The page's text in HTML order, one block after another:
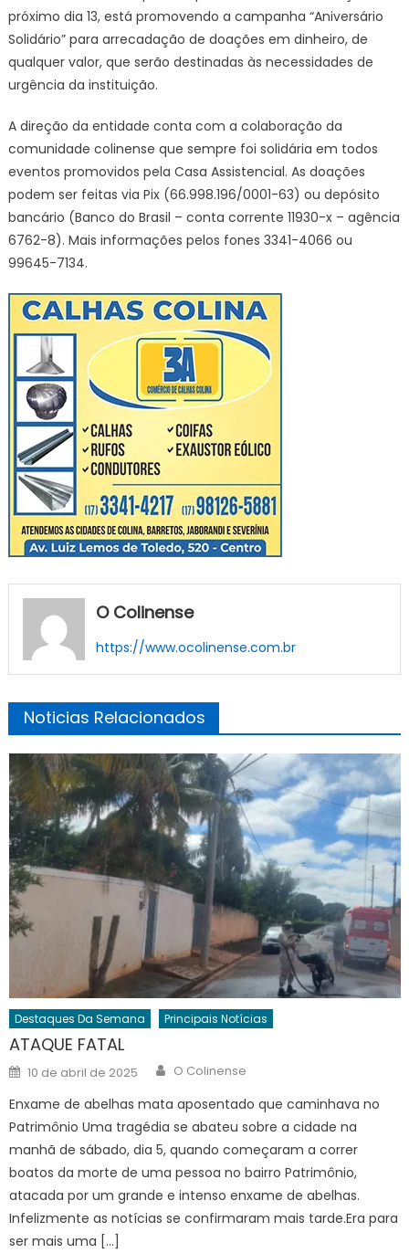
próximo dia 13, está promovendo a campanha “Aniversário
Solidário” para arrecadação de doações em dinheiro, de
qualquer valor, que serão destinadas às necessidades de
urgência da instituição.
A direção da entidade conta com a colaboração da
comunidade colinense que sempre foi solidária em todos
eventos promovidos pela Casa Assistencial. As doações
podem ser feitas via Pix (66.998.196/0001-63) ou depósito
bancário (Banco do Brasil – conta corrente 11930-x – agência
6762-8). Mais informações pelos fones 3341-4066 ou
99645-7134.
O Colinense
https://www.ocolinense.com.br
Noticias Relacionados
Destaques Da Semana Principais Notícias
ATAQUE FATAL
Posted
on
10 de abril de 2025 Author
O Colinense
Enxame de abelhas mata aposentado que caminhava no
Patrimônio Uma tragédia se abateu sobre a cidade na
manhã de sábado, dia 5, quando começaram a correr
boatos da morte de uma pessoa no bairro Patrimônio,
atacada por um grande e intenso enxame de abelhas.
Infelizmente as notícias se confirmaram mais tarde.Era para
ser mais uma […]